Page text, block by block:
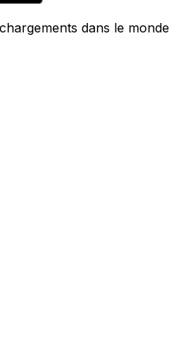
dans le monde